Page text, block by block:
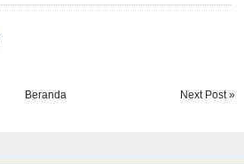
Next Post »
Beranda